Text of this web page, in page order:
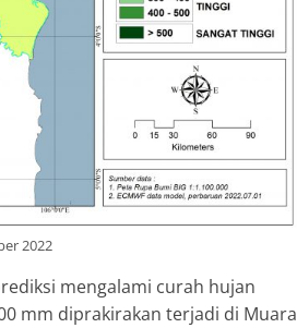
2022
mengalami curah hujan
mm diprakirakan terjadi di Muara